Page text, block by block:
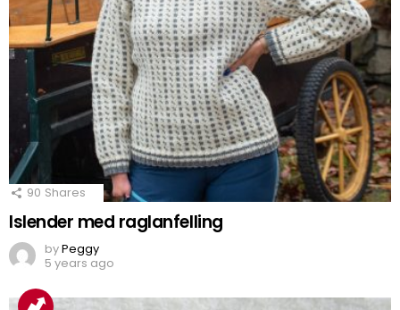
90 Shares
Islender med raglanfelling
byPeggy
5 years ago